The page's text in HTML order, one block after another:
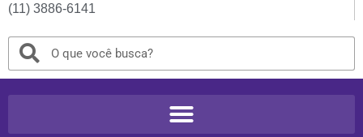
(11) 3886-6141